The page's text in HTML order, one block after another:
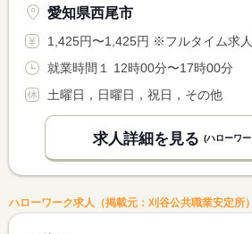
愛知県西尾市
1,425円〜1,425円 ※フルタイム求人の場合は月額（換算額）、パート求
就業時間１ 12時00分〜17時00分
土曜日，日曜日，祝日，その他
求人詳細を見る (ハローワ
ハローワーク求人（掲載元：刈谷公共職業安定所）